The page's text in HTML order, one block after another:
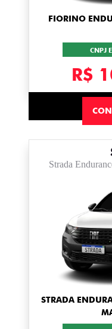
FIORINO
CNPJ
R$
Strada
STRADA